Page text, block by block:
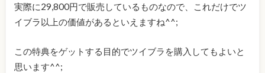
実際に29,800円で販売しているものなので、これだけでツ
イブラ以上の価値があるといえますね^^;
この特典をゲットする目的でツイブラを購入してもよいと
思います^^;